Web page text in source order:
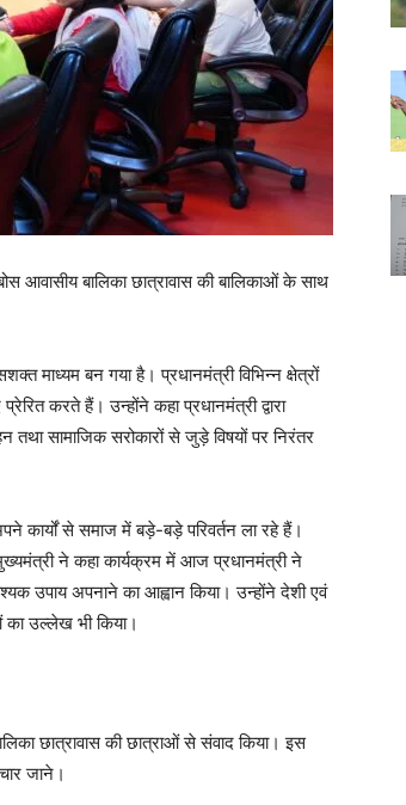
आवासीय बालिका छात्रावास की बालिकाओं के साथ
माध्यम बन गया है। प्रधानमंत्री विभिन्न क्षेत्रों
करते हैं। उन्होंने कहा प्रधानमंत्री द्वारा
तथा सामाजिक सरोकारों से जुड़े विषयों पर निरंतर
कार्यों से समाज में बड़े-बड़े परिवर्तन ला रहे हैं।
ने कहा कार्यक्रम में आज प्रधानमंत्री ने
उपाय अपनाने का आह्वान किया। उन्होंने देशी एवं
का उल्लेख भी किया।
छात्रावास की छात्राओं से संवाद किया। इस
जाने।